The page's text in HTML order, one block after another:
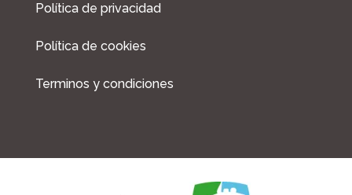
Política de privacidad
Política de cookies
Terminos y condiciones